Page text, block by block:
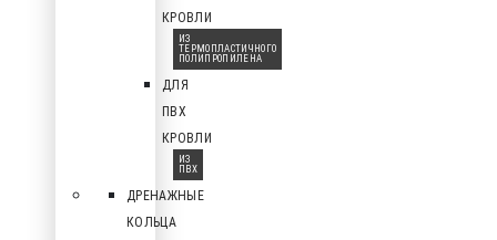
КРОВЛИ
ИЗ
ТЕРМОПЛАСТИЧНОГО
ПОЛИПРОПИЛЕНА
ДЛЯ
ПВХ
КРОВЛИ
ИЗ
ПВХ
ДРЕНАЖНЫЕ
КОЛЬЦА